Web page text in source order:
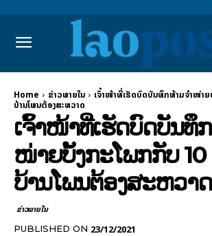
Home ຂ່າວພາຍ​ໃນ
ເຈົ້າໜ້າທີ່ເຮັດບົດບັນທຶກຫ້າມຈໍາໜ່າຍ
ບ້ານໂພນຕ້ອງສະຫວາດ
ເຈົ້າໜ້າທີ່ເຮັດບົດບັນທຶ
ໜ່າຍບັ້ງກະໂພກກັບ 10
ບ້ານໂພນຕ້ອງສະຫວາດ
ຂ່າວພາຍ​ໃນ
PUBLISHED ON 23/12/2021